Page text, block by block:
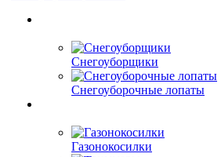
Снегоуборщики
Снегоуборочные лопаты
Газонокосилки